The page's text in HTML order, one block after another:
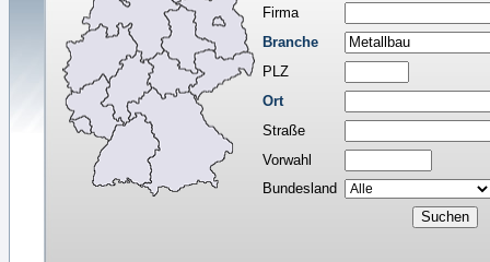
Firma
Branche
PLZ
Ort
Straße
Vorwahl
Bundesland